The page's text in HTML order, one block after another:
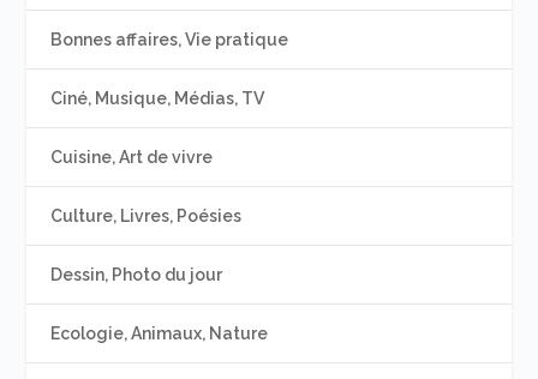
Bonnes affaires, Vie pratique
Ciné, Musique, Médias, TV
Cuisine, Art de vivre
Culture, Livres, Poésies
Dessin, Photo du jour
Ecologie, Animaux, Nature